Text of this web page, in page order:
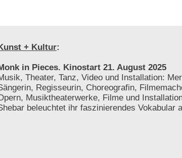
+ Kultur:
in Pieces. Kinostart 21. August 2025
Theater, Tanz, Video und Installation:
Regisseurin, Choreografin,
Musiktheaterwerke, Filme und
beleuchtet ihr faszinierendes Vokabular